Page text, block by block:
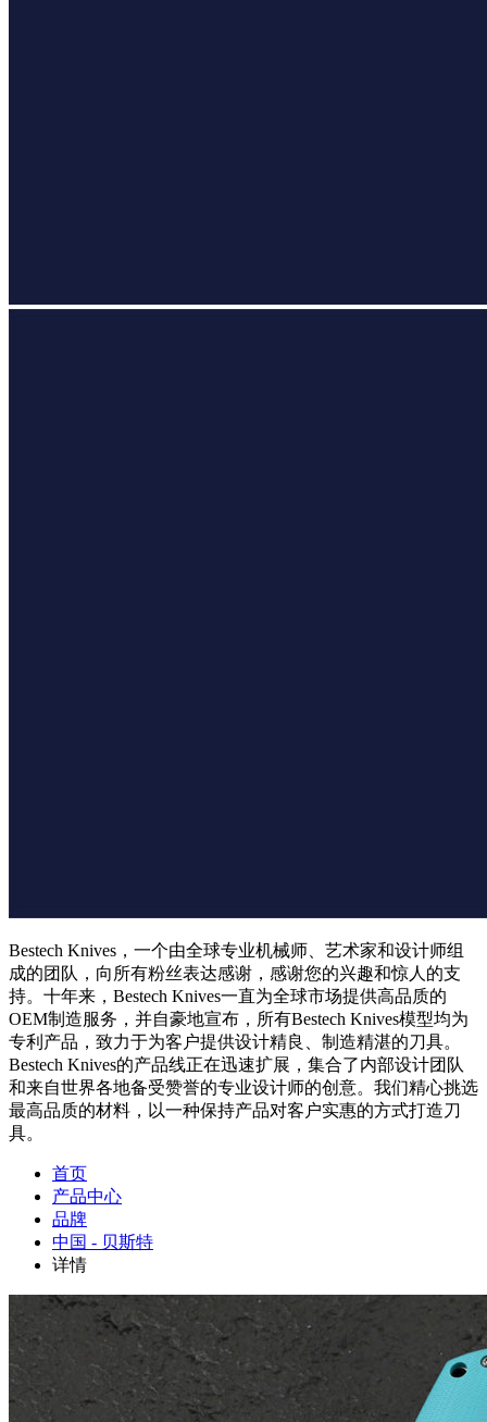
Bestech Knives，一个由全球专业机械师、艺术家和设计师组
成的团队，向所有粉丝表达感谢，感谢您的兴趣和惊人的支
持。十年来，Bestech Knives一直为全球市场提供高品质的
OEM制造服务，并自豪地宣布，所有Bestech Knives模型均为
专利产品，致力于为客户提供设计精良、制造精湛的刀具。
Bestech Knives的产品线正在迅速扩展，集合了内部设计团队
和来自世界各地备受赞誉的专业设计师的创意。我们精心挑选
最高品质的材料，以一种保持产品对客户实惠的方式打造刀
具。
首页
产品中心
品牌
中国 - 贝斯特
详情